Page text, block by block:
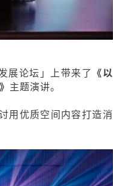
展论坛」上带来了 《以
主题演讲。
用优质空间内容打造消